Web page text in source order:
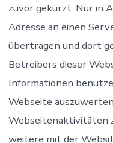
zuvor gekürzt. Nur in
Adresse an einen
übertragen und dort
Betreibers dieser
Informationen
Webseite
Webseitenaktivitäten
weitere mit der